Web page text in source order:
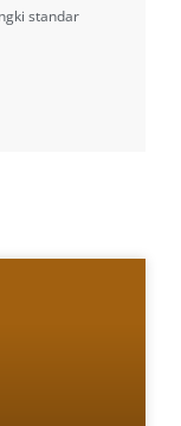
standar